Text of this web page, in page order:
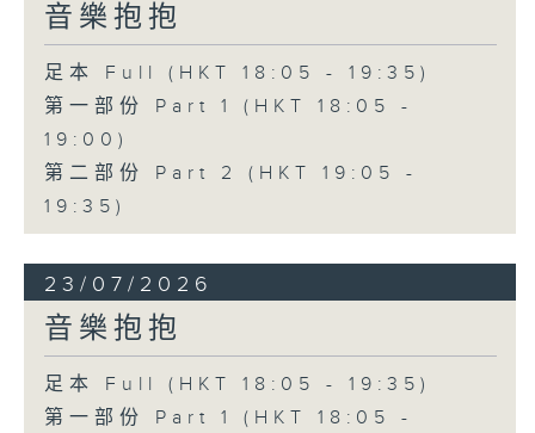
音樂抱抱
足本 Full (HKT 18:05 - 19:35)
第一部份 Part 1 (HKT 18:05 -
19:00)
第二部份 Part 2 (HKT 19:05 -
19:35)
23/07/2026
音樂抱抱
足本 Full (HKT 18:05 - 19:35)
第一部份 Part 1 (HKT 18:05 -